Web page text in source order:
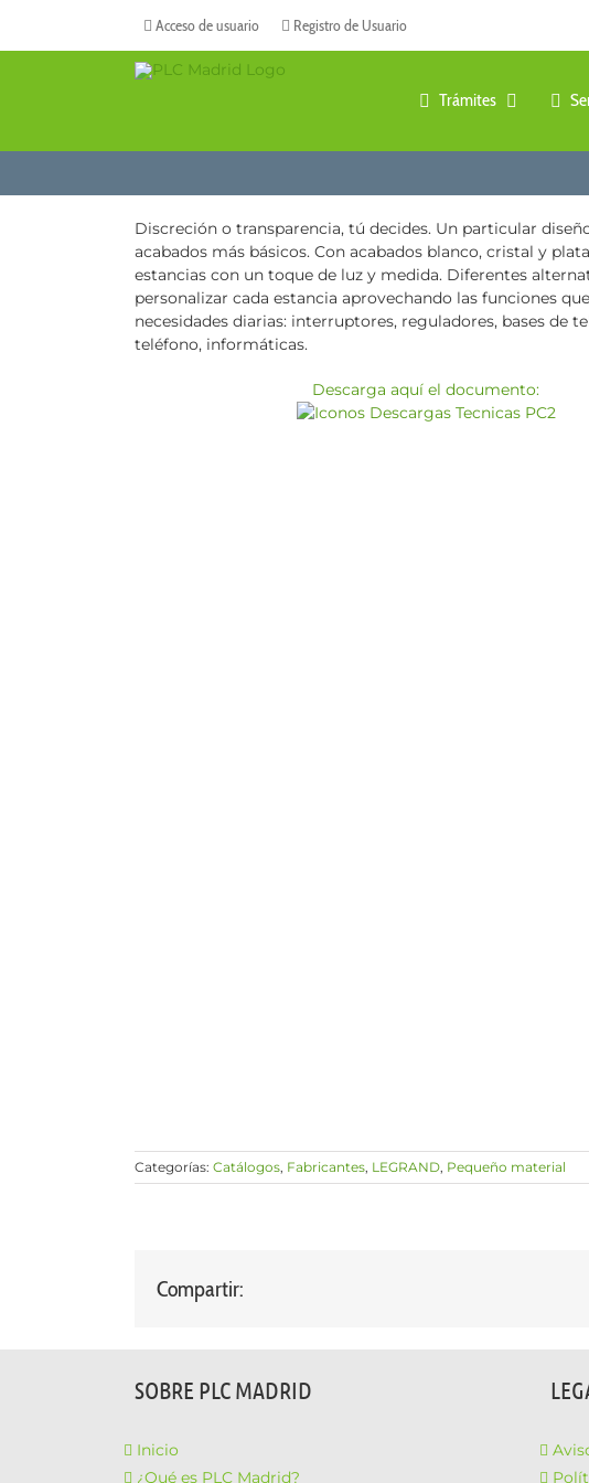
contenido
Acceso de usuario Registro de Usuario
Trámites
Discreción o transparencia, tú decides. Un particular
acabados más básicos. Con acabados blanco, cristal y
estancias con un toque de luz y medida. Diferentes
personalizar cada estancia aprovechando las funciones
necesidades diarias: interruptores, reguladores, bases de
teléfono, informáticas.
Descarga aquí el documento:
Categorías: Catálogos, Fabricantes, LEGRAND, Pequeño material
Compartir:
SOBRE PLC MADRID
Inicio
¿Qué es PLC Madrid?